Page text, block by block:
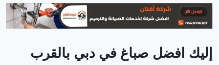
إليك افضل صباغ في دبي بالقرب